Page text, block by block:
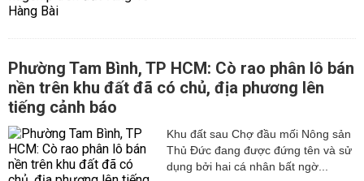
Phường Tam Bình, TP HCM: Cò rao phân lô bán
nền trên khu đất đã có chủ, địa phương lên
tiếng cảnh báo
Khu đất sau Chợ đầu mối Nông sản
Thủ Đức đang được đứng tên và sử
dụng bởi hai cá nhân bất ngờ...